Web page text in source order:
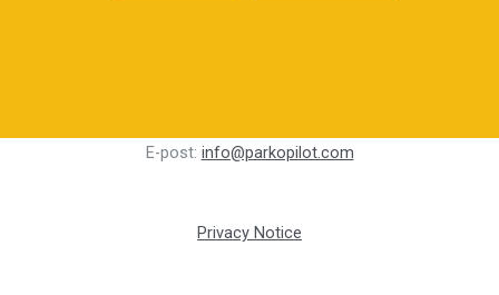
E-post: info@parkopilot.com
Privacy Notice